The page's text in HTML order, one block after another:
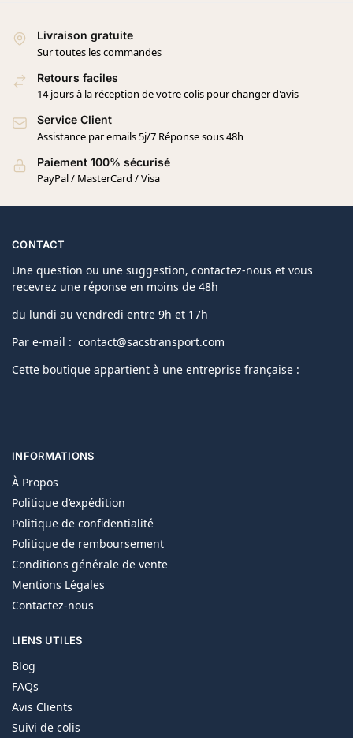
Livraison gratuite
Sur toutes les commandes
Retours faciles
14 jours à la réception de votre colis pour changer d'avis
Service Client
Assistance par emails 5j/7 Réponse sous 48h
Paiement 100% sécurisé
PayPal / MasterCard / Visa
CONTACT
Une question ou une suggestion, contactez-nous et vous
recevrez une réponse en moins de 48h
du lundi au vendredi entre 9h et 17h
Par e-mail : contact@sacstransport.com
Cette boutique appartient à une entreprise française :
INFORMATIONS
À Propos
Politique d’expédition
Politique de confidentialité
Politique de remboursement
Conditions générale de vente
Mentions Légales
Contactez-nous
LIENS UTILES
Blog
FAQs
Avis Clients
Suivi de colis